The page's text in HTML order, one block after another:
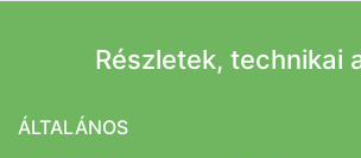
Részletek, technikai
ÁLTALÁNOS